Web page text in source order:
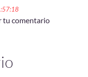
tu comentario